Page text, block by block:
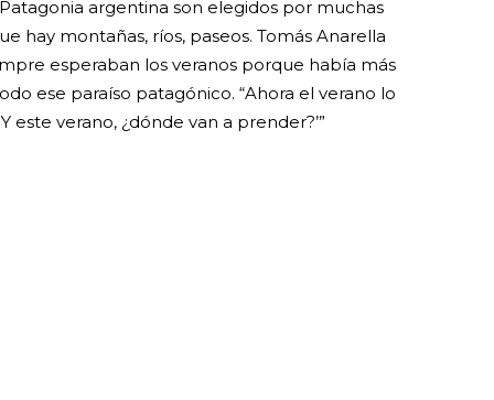
argentina son elegidos por muchas
hay montañas, ríos, paseos. Tomás Anarella
esperaban los veranos porque había más
ese paraíso patagónico. “Ahora el verano lo
verano, ¿dónde van a prender?’”